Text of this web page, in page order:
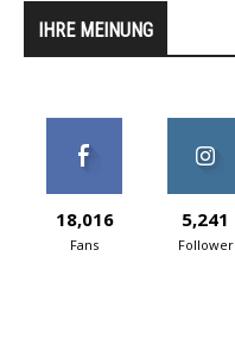
IHRE MEINUNG
18,016
Fans
5,241
Follower